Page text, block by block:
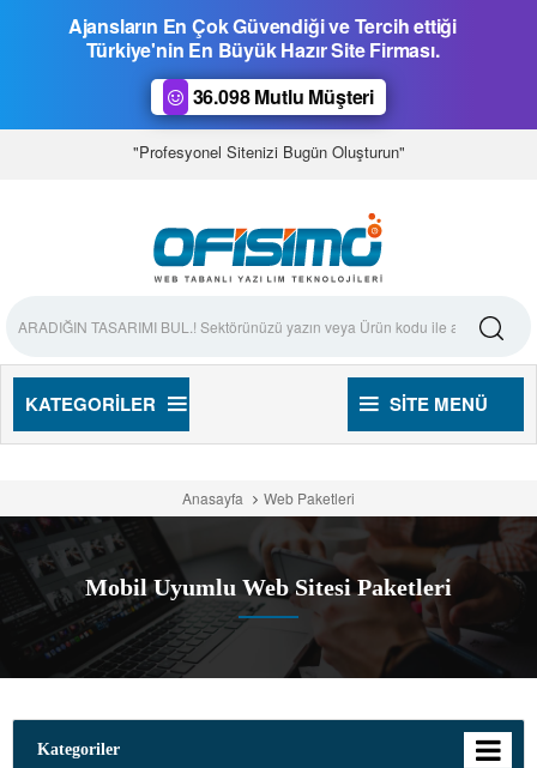
Ajansların En Çok Güvendiği ve Tercih ettiği
Türkiye'nin En Büyük Hazır Site Firması.
36.098 Mutlu Müşteri
"Profesyonel Sitenizi Bugün Oluşturun"
KATEGORILER SITE MENÜ
Anasayfa Web Paketleri
Mobil Uyumlu Web Sitesi Paketleri
Kategoriler